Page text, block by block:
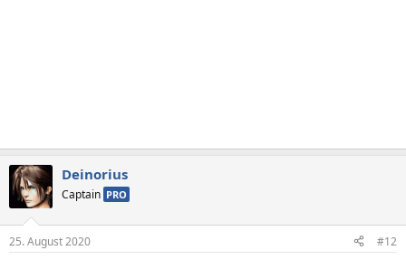
Deinorius
Captain PRO
25. August 2020 #12